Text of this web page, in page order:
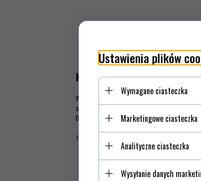
KRZESIWA SCOUT- Swedish
W Naszej ofercie pojawiły się nowe krzesiwa z
szwedzkiego producenta. Krzesiwa te mają
Działają tak samo nawet jak są mokre. W
Więcej informacji
Ustawienia plików
Wymagane ciasteczka
Marketingowe ciasteczka
Analityczne ciasteczka
Wysyłanie danych